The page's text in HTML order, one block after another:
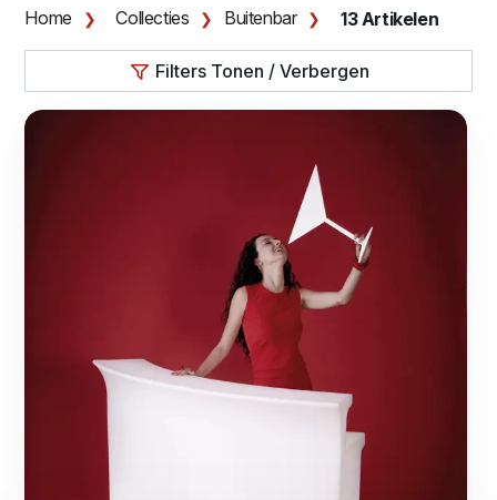
Home Collecties Buitenbar 13 Artikelen
Filters Tonen / Verbergen